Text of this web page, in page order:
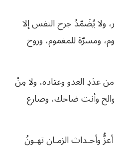
ولايُضَمّدُجرحالنفسإلا
ومسرّةللمغموم، وروح
منعدَدِالعدووعتاده، ولامِنْ
وأنتضاحك، وصارع
أعزُّوأحـداثالزمـانتهـونُ